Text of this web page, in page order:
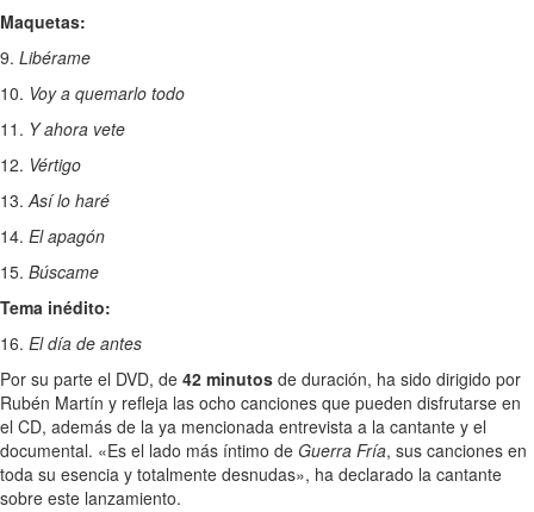
Maquetas:
9. Libérame
10. Voy a quemarlo todo
11. Y ahora vete
12. Vértigo
13.Así lo haré
14. El apagón
15. Búscame
Tema inédito:
16. El día de antes
Por su parte el DVD, de 42 minutos de duración, ha sido dirigido por
Rubén Martín y refleja las ocho canciones que pueden disfrutarse en
el CD, además de la ya mencionada entrevista a la cantante y el
documental. «Es el lado más íntimo de Guerra Fría, sus canciones en
toda su esencia y totalmente desnudas», ha declarado la cantante
sobre este lanzamiento.